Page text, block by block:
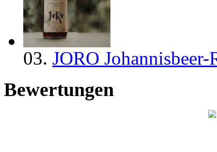
03. JORO
Bewertungen